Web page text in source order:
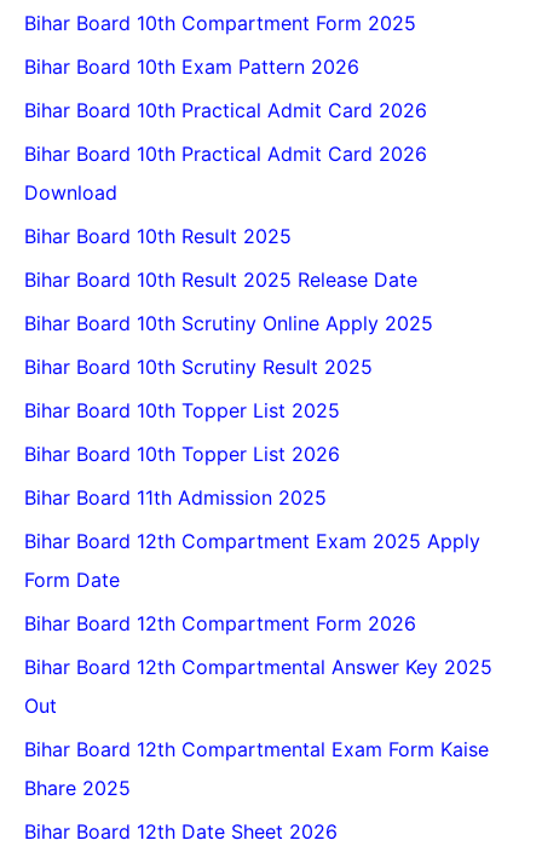
Bihar Board 10th Compartment Form 2025
Bihar Board 10th Exam Pattern 2026
Bihar Board 10th Practical Admit Card 2026
Bihar Board 10th Practical Admit Card 2026
Download
Bihar Board 10th Result 2025
Bihar Board 10th Result 2025 Release Date
Bihar Board 10th Scrutiny Online Apply 2025
Bihar Board 10th Scrutiny Result 2025
Bihar Board 10th Topper List 2025
Bihar Board 10th Topper List 2026
Bihar Board 11th Admission 2025
Bihar Board 12th Compartment Exam 2025 Apply
Form Date
Bihar Board 12th Compartment Form 2026
Bihar Board 12th Compartmental Answer Key 2025
Out
Bihar Board 12th Compartmental Exam Form Kaise
Bhare 2025
Bihar Board 12th Date Sheet 2026